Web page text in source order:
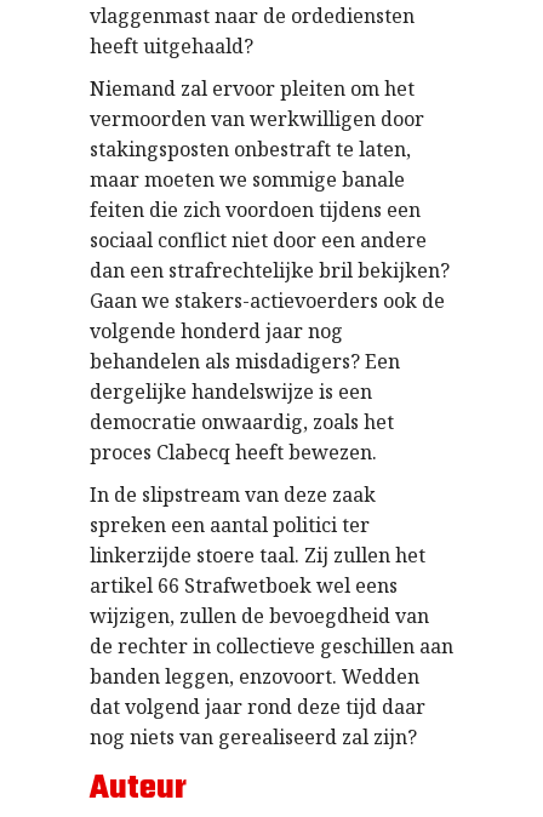
vlaggenmast naar de ordediensten
heeft uitgehaald?
Niemand zal ervoor pleiten om het
vermoorden van werkwilligen door
stakingsposten onbestraft te laten,
maar moeten we sommige banale
feiten die zich voordoen tijdens een
sociaal conflict niet door een andere
dan een strafrechtelijke bril bekijken?
Gaan we stakers-actievoerders ook de
volgende honderd jaar nog
behandelen als misdadigers? Een
dergelijke handelswijze is een
democratie onwaardig, zoals het
proces Clabecq heeft bewezen.
In de slipstream van deze zaak
spreken een aantal politici ter
linkerzijde stoere taal. Zij zullen het
artikel 66 Strafwetboek wel eens
wijzigen, zullen de bevoegdheid van
de rechter in collectieve geschillen aan
banden leggen, enzovoort. Wedden
dat volgend jaar rond deze tijd daar
nog niets van gerealiseerd zal zijn?
Auteur